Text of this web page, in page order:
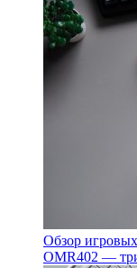
Обзор
OMR402 —